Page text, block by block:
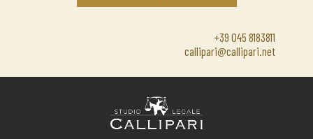
+39 045 8183811
callipari@callipari.net